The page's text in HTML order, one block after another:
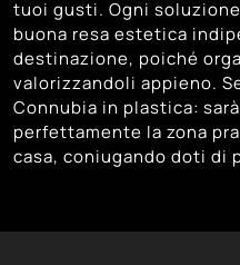
tuoi gusti. Ogni
buona resa estetica
destinazione, poiché
valorizzandoli appieno.
Connubia in plastica:
perfettamente la zona
casa, coniugando doti di